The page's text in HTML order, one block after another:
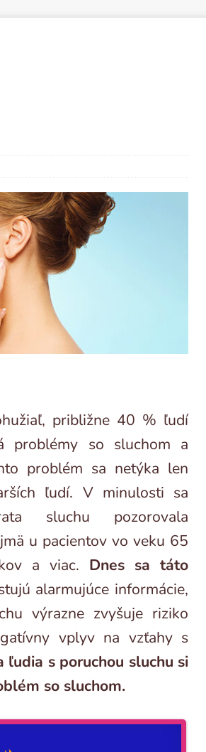
približne 40 % ľudí
problémy so sluchom a
problém sa netýka len
ľudí. V minulosti sa
sluchu pozorovala
u pacientov vo veku 65
a viac. Dnes sa táto
alarmujúce informácie,
výrazne zvyšuje riziko
vplyv na vzťahy s
ľudia s poruchou sluchu si
so sluchom.